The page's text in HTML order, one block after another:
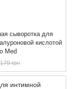
сыворотка для
кислотой
Med
179 грн